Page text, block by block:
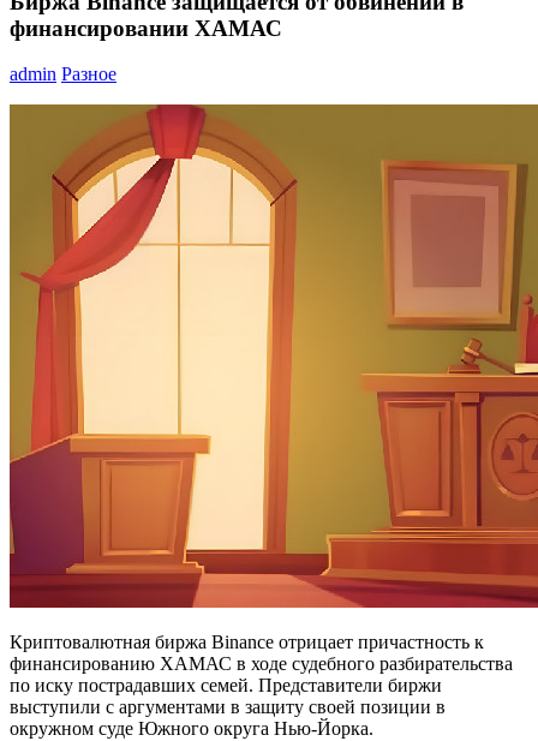
финансировании ХАМАС
admin Разное
Криптовалютная биржа Binance отрицает причастность к
финансированию ХАМАС в ходе судебного разбирательства
по иску пострадавших семей. Представители биржи
выступили с аргументами в защиту своей позиции в
окружном суде Южного округа Нью-Йорка.